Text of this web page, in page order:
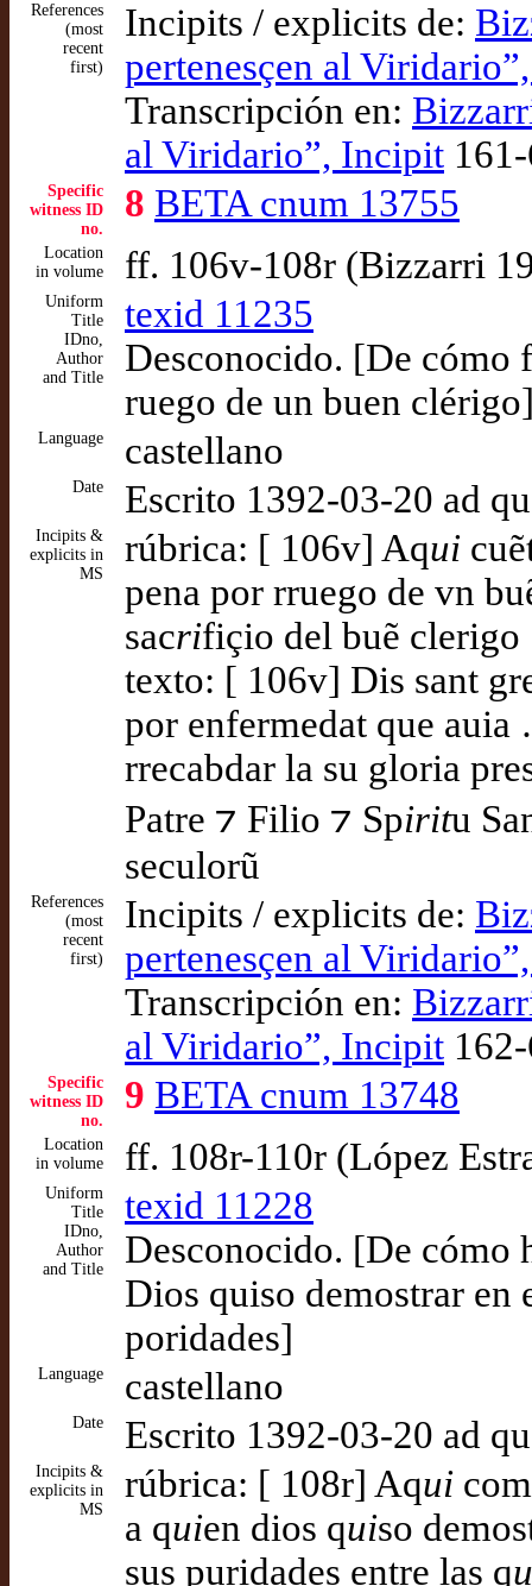
References
(most
recent
first)
Incipits / explicits de:
pertenesçen al
Transcripción en:
al Viridario”, Incipit
Specific
witness ID
no.
8 BETA cnum 13755
Location
in volume
ff. 106v-108r (Bizzarri
Uniform
Title
IDno,
Author
and Title
texid 11235
Desconocido. [De cómo
ruego de un buen
Language castellano
Date Escrito 1392-03-20 ad
Incipits &
explicits in
MS
rúbrica: [ 106v] Aqui
pena por rruego de vn
sacrifiçio del buẽ clerigo
texto: [ 106v] Dis sant
por enfermedat que
rrecabdar la su gloria
Patre ⁊ Filio ⁊ Spiritu
seculorũ
References
(most
recent
first)
Incipits / explicits de:
pertenesçen al
Transcripción en:
al Viridario”, Incipit
Specific
witness ID
no.
9 BETA cnum 13748
Location
in volume
ff. 108r-110r (López
Uniform
Title
IDno,
Author
and Title
texid 11228
Desconocido. [De cómo
Dios quiso demostrar en
poridades]
Language castellano
Date Escrito 1392-03-20 ad
Incipits &
explicits in
MS
rúbrica: [ 108r] Aqui
a quien dios quiso
sus puridades entre las q